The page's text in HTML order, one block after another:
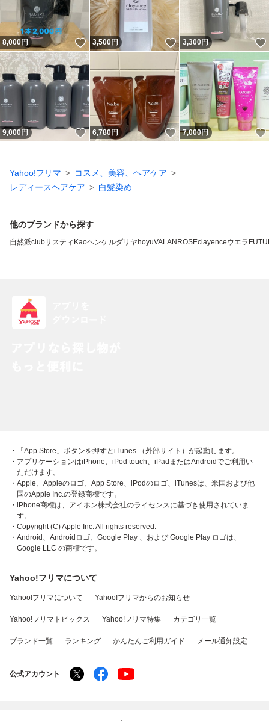
8,000円 いいね！
3,500円 いいね！
3,300円
9,000円 いいね！
6,780円 いいね！
7,000円
Yahoo!フリマ
コスメ、美容、ヘアケア
レディースヘアケア
白髪染め
他のブランドから探す
自然派clubサスティ Kaoヘンケルダリヤ hoyuVALANROSEclayenceウエラ
・「App Store」ボタンを押すとiTunes （外部サイト）が起動します。
・アプリケーションはiPhone、iPod touch、iPadまたはAndroidでご利用い
ただけます。
・Apple、Appleのロゴ、App Store、iPodのロゴ、iTunesは、米国および他
国のApple Inc.の登録商標です。
・iPhone商標は、アイホン株式会社のライセンスに基づき使用されていま
す。
・Copyright (C) Apple Inc. All rights reserved.
・Android、Androidロゴ、Google Play 、および Google Play ロゴは、
Google LLC の商標です。
Yahoo!フリマについて
Yahoo!フリマについて Yahoo!フリマからのお知らせ
Yahoo!フリマトピックス Yahoo!フリマ特集 カテゴリ一覧
ブランド一覧 ランキング かんたんご利用ガイド メール通知設定
公式アカウント